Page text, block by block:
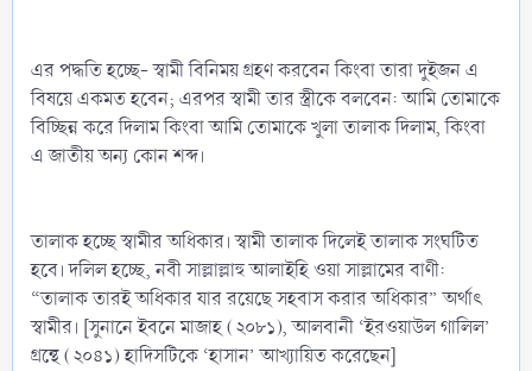
এর পদ্ধতি হচ্ছে- স্বামী বিনিময় গ্রহণ করবেন কিংবা তারা দুইজন এ
বিষয়ে একমত হবেন; এরপর স্বামী তার স্ত্রীকে বলবেন: আমি তোমাকে
বিচ্ছিন্ন করে দিলাম কিংবা আমি তোমাকে খুলা তালাক দিলাম, কিংবা
এ জাতীয় অন্য কোন শব্দ।
তালাক হচ্ছে স্বামীর অধিকার। স্বামী তালাক দিলেই তালাক সংঘটিত
হবে। দলিল হচ্ছে, নবী সাল্লাল্লাহু আলাইহি ওয়া সাল্লামের বাণী:
“তালাক তারই অধিকার যার রয়েছে সহবাস করার অধিকার” অর্থাৎ
স্বামীর। [সুনানে ইবনে মাজাহ (২০৮১), আলবানী ‘ইরওয়াউল গালিল’
গ্রন্থে (২০৪১) হাদিসটিকে ‘হাসান’ আখ্যায়িত করেছেন]